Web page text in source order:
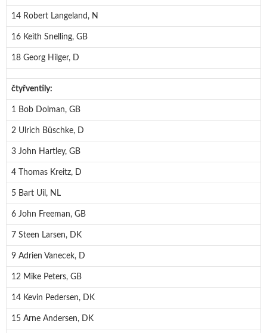
14 Robert Langeland, N
16 Keith Snelling, GB
18 Georg Hilger, D
čtyřventily:
1 Bob Dolman, GB
2 Ulrich Büschke, D
3 John Hartley, GB
4 Thomas Kreitz, D
5 Bart Uil, NL
6 John Freeman, GB
7 Steen Larsen, DK
9 Adrien Vanecek, D
12 Mike Peters, GB
14 Kevin Pedersen, DK
15 Arne Andersen, DK